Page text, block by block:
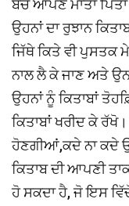
ਬੱਚੇ ਆਪਣੇ ਮਾਤਾ ਪਿਤਾ
ਉਹਨਾਂ ਦਾ ਰੁਝਾਨ
ਜਿੱਥੇ ਕਿਤੇ ਵੀ
ਨਾਲ ਲੈ ਕੇ ਜਾਣ ਅਤੇ
ਉਹਨਾਂ ਨੂੰ ਕਿਤਾਬਾਂ
ਕਿਤਾਬਾਂ ਖਰੀਦ ਕੇ
ਹੋਣਗੀਆਂ,ਕਦੇ ਨਾ ਕਦੇ
ਕਿਤਾਬ ਦੀ ਆਪਣੀ
ਹੋ ਸਕਦਾ ਹੈ, ਜੋ ਇਸ